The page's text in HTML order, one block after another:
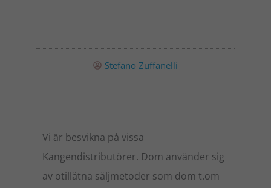
Stefano Zuffanelli
Vi är besvikna på vissa
Kangendistributörer. Dom använder sig
av otillåtna säljmetoder som dom t.om